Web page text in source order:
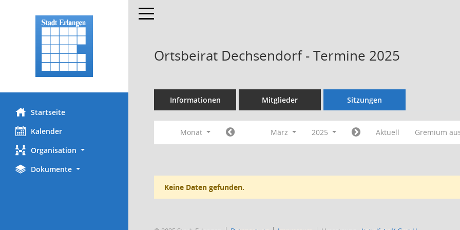
Startseite
Kalender
Organisation
Dokumente
Toggle navigation
Ortsbeirat Dechsendorf - Termine 2025
Informationen Mitglieder Sitzungen
Monat März 2025 Aktuell Gremium
Keine Daten gefunden.